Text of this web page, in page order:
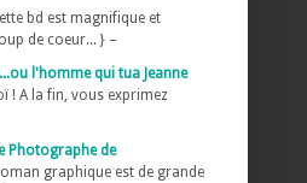
bd est magnifique et
de coeur... } –
l'homme qui tua Jeanne
! A la fin, vous exprimez
Photographe de
graphique est de grande